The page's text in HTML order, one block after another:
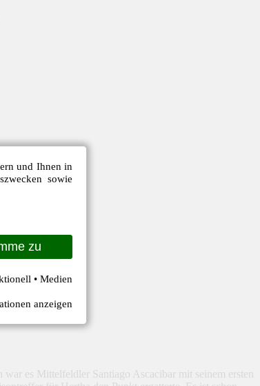
es Mittelfeldler Santiago Ascacibar mit seinem ersten
und Ihnen in
sowie
zu
• Medien
anzeigen